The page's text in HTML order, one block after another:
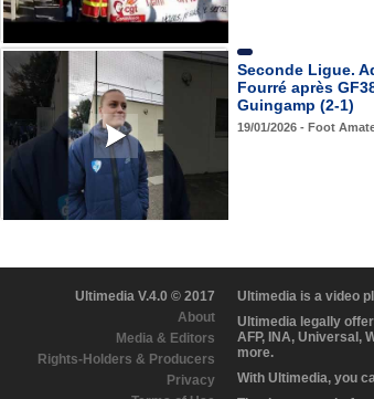
Seconde Ligue.
Fourré après
Guingamp (2-1)
19/01/2026 - Foot
Ultimedia V.4.0 © 2017
About
Media & Editors
Rights-Holders & Producers
Privacy
Ultimedia is a video
Ultimedia legally
AFP, INA, Universal,
more.
With Ultimedia, you